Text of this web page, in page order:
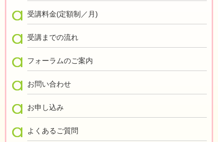
受講料金(定額制／月)
受講までの流れ
フォーラムのご案内
お問い合わせ
お申し込み
よくあるご質問